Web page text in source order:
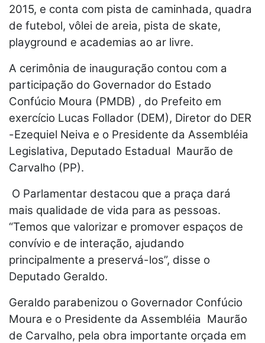
2015, e conta com pista de caminhada, quadra
de futebol, vôlei de areia, pista de skate,
playground e academias ao ar livre.
A cerimônia de inauguração contou com a
participação do Governador do Estado
Confúcio Moura (PMDB) , do Prefeito em
exercício Lucas Follador (DEM), Diretor do DER
-Ezequiel Neiva e o Presidente da Assembléia
Legislativa, Deputado Estadual Maurão de
Carvalho (PP).
O Parlamentar destacou que a praça dará
mais qualidade de vida para as pessoas.
“Temos que valorizar e promover espaços de
convívio e de interação, ajudando
principalmente a preservá-los”, disse o
Deputado Geraldo.
Geraldo parabenizou o Governador Confúcio
Moura e o Presidente da Assembléia Maurão
de Carvalho, pela obra importante orçada em